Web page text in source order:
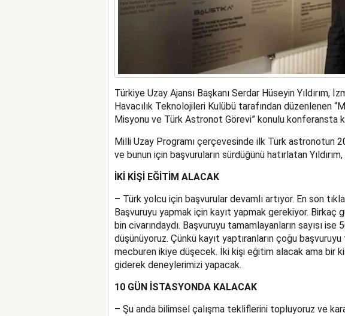
Türkiye Uzay Ajansı Başkanı Serdar Hüseyin Yıldırım,
Havacılık Teknolojileri Kulübü tarafından düzenlenen
Misyonu ve Türk Astronot Görevi” konulu konferansta
Milli Uzay Programı çerçevesinde ilk Türk astronotun
ve bunun için başvuruların sürdüğünü hatırlatan
İKİ KİŞİ EĞİTİM ALACAK
– Türk yolcu için başvurular devamlı artıyor. En son
Başvuruyu yapmak için kayıt yapmak gerekiyor. Birkaç
bin civarındaydı. Başvuruyu tamamlayanların sayısı ise
düşünüyoruz. Çünkü kayıt yaptıranların çoğu
mecburen ikiye düşecek. İki kişi eğitim alacak ama bir
giderek deneylerimizi yapacak.
10 GÜN İSTASYONDA KALACAK
– Şu anda bilimsel çalışma tekliflerini topluyoruz ve